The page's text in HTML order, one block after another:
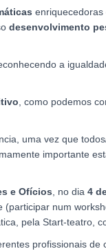
desenvolvimento
a
, como podemos
uma vez que
importante
e Ofícios , no dia 4
num
pela Start-teatro,
profissionais